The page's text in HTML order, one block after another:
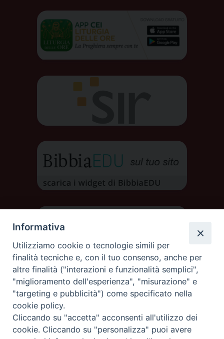
DIOCESI DI AOSTA
Informativa
Utilizziamo cookie o tecnologie simili per
finalità tecniche e, con il tuo consenso, anche per
altre finalità ("interazioni e funzionalità semplici",
"miglioramento dell'esperienza", "misurazione" e
"targeting e pubblicità") come specificato nella
cookie policy.
Cliccando su "accetta" acconsenti all'utilizzo dei
cookie. Cliccando su "personalizza" puoi avere